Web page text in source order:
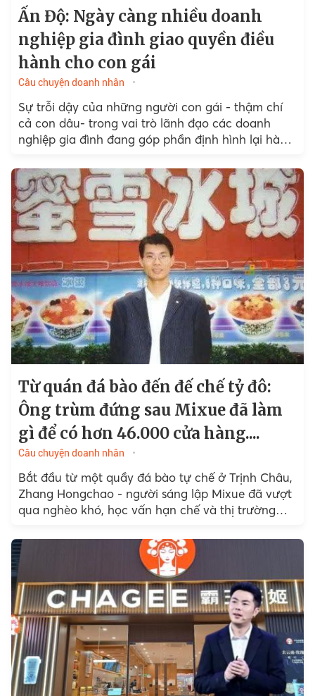
Ấn Độ: Ngày càng nhiều doanh
nghiệp gia đình giao quyền điều
hành cho con gái
Câu chuyện doanh nhân
Sự trỗi dậy của những người con gái - thậm chí
cả con dâu- trong vai trò lãnh đạo các doanh
nghiệp gia đình đang góp phần định hình lại hành
giới.
Từ quán đá bào đến đế chế tỷ đô:
Ông trùm đứng sau Mixue đã làm
gì để có hơn 46.000 cửa hàng....
Câu chuyện doanh nhân
Bắt đầu từ một quầy đá bào tự chế ở Trịnh Châu,
Zhang Hongchao - người sáng lập Mixue đã vượt
qua nghèo khó, học vấn hạn chế và thị trường